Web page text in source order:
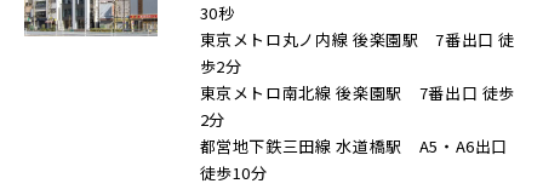
30秒
東京メトロ丸ノ内線 後楽園駅 7番出口 徒
歩2分
東京メトロ南北線 後楽園駅 7番出口 徒歩
2分
都営地下鉄三田線 水道橋駅 A5・A6出口
徒歩10分